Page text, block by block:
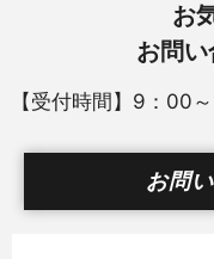
お
お問い
【受付時間】9：00
お問